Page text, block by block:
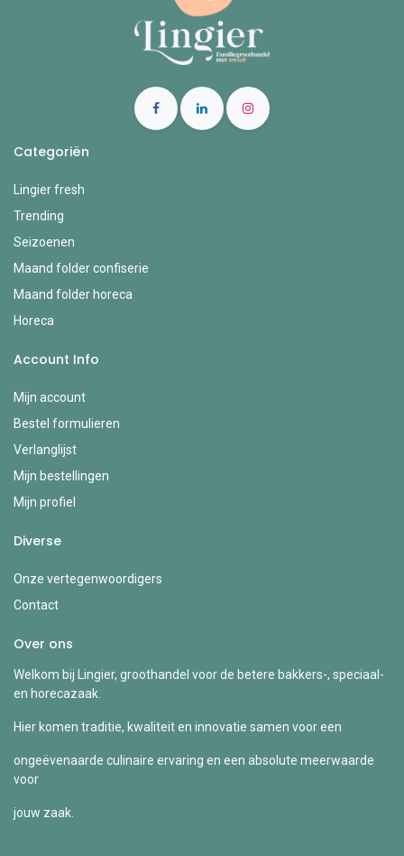
Categoriën
Lingier fresh
Trending
Seizoenen
Maand folder confiserie
Maand folder horeca
Horeca
Account Info
Mijn account
Bestel formulieren
Verlanglijst
Mijn bestellingen
Mijn profiel
Diverse
Onze vertegenwoordigers
Contact
Over ons
Welkom bij Lingier, groothandel voor de betere bakkers-, speciaal-
en horecazaak.
Hier komen traditie, kwaliteit en innovatie samen voor een
ongeëvenaarde culinaire ervaring en een absolute meerwaarde
voor
jouw zaak.